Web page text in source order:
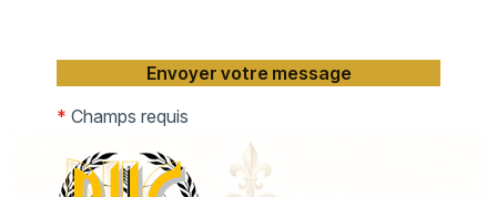
* Champs requis